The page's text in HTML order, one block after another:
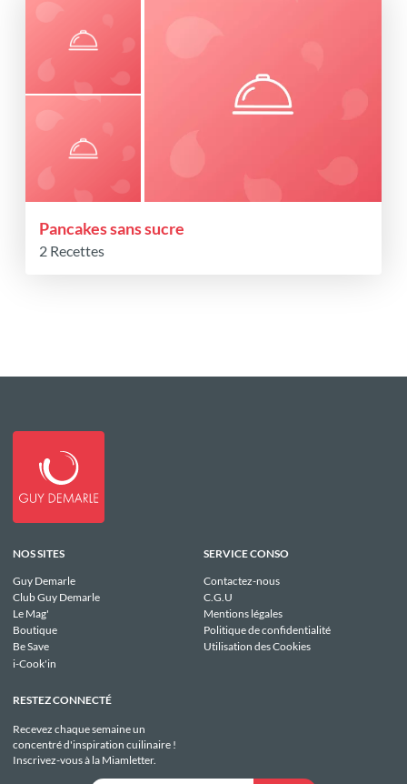
Pancakes sans sucre
2 Recettes
NOS SITES
Guy Demarle
Club Guy Demarle
Le Mag'
Boutique
Be Save
i-Cook'in
SERVICE CONSO
Contactez-nous
C.G.U
Mentions légales
Politique de confidentialité
Utilisation des Cookies
RESTEZ CONNECTÉ
Recevez chaque semaine un
concentré d'inspiration cuilinaire !
Inscrivez-vous à la Miamletter.